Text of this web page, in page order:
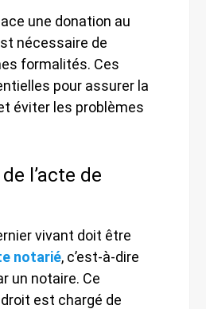
une donation au
nécessaire de
formalités. Ces
pour assurer la
éviter les problèmes
l’acte de
vivant doit être
notarié, c’est-à-dire
un notaire. Ce
est chargé de